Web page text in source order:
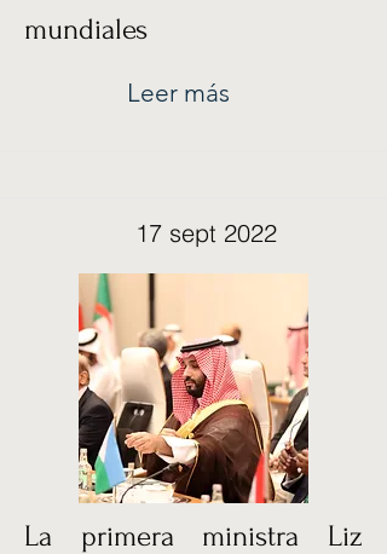
mundiales
Leer más
17 sept 2022
La primera ministra Liz